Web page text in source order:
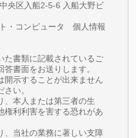
央区入船2-5-6 入船大野ビ
コンピュータ 個人情報
た書類に記載されているご
書面をお送りします。
開示することが出来ません
い。
、本人または第三者の生
権利利害を害する恐れがあ
、当社の業務に著しい支障